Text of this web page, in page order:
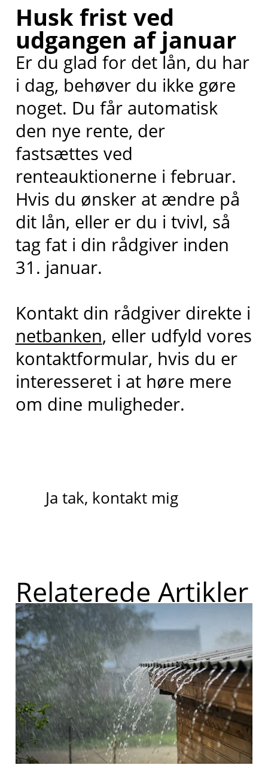
Husk frist ved
udgangen af januar
Er du glad for det lån, du har
i dag, behøver du ikke gøre
noget. Du får automatisk
den nye rente, der
fastsættes ved
renteauktionerne i februar.
Hvis du ønsker at ændre på
dit lån, eller er du i tvivl, så
tag fat i din rådgiver inden
31. januar.
Kontakt din rådgiver direkte i
netbanken, eller udfyld vores
kontaktformular, hvis du er
interesseret i at høre mere
om dine muligheder.
Ja tak, kontakt mig
Relaterede Artikler